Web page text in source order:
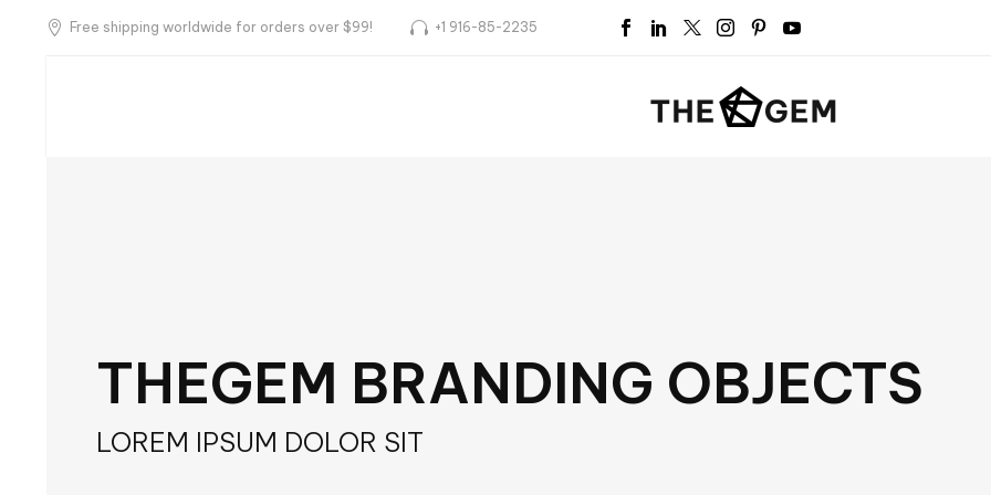
Free shipping worldwide for orders over $99! +1 916-85-2235
THEGEM BRANDING OBJECTS
LOREM IPSUM DOLOR SIT